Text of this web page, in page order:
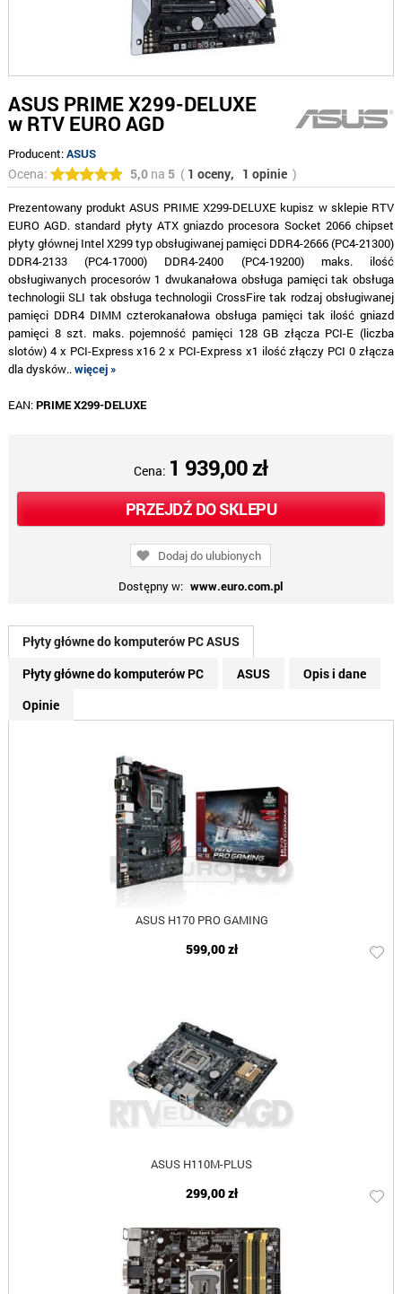
ASUS PRIME X299-DELUXE
w RTV EURO AGD
Producent:ASUS
Ocena: 5,0na 5( 1 oceny, 1 opinie )
Prezentowany produkt ASUS PRIME X299-DELUXE kupisz w sklepie RTV
EURO AGD. standard płyty ATX gniazdo procesora Socket 2066 chipset
płyty głównej Intel X299 typ obsługiwanej pamięci DDR4-2666 (PC4-21300)
DDR4-2133 (PC4-17000) DDR4-2400 (PC4-19200) maks. ilość
obsługiwanych procesorów 1 dwukanałowa obsługa pamięci tak obsługa
technologii SLI tak obsługa technologii CrossFire tak rodzaj obsługiwanej
pamięci DDR4 DIMM czterokanałowa obsługa pamięci tak ilość gniazd
pamięci 8 szt. maks. pojemność pamięci 128 GB złącza PCI-E (liczba
slotów) 4 x PCI-Express x16 2 x PCI-Express x1 ilość złączy PCI 0 złącza
dla dysków..więcej »
EAN:PRIME X299-DELUXE
Cena: 1 939,00 zł
PRZEJDŹ DO SKLEPU
Dodaj do ulubionych
Dostępny w: www.euro.com.pl
Płyty główne do komputerów PC ASUS
Płyty główne do komputerów PC
ASUS
Opis i dane
Opinie
ASUS H170 PRO GAMING
599,00 zł
ASUS H110M-PLUS
299,00 zł